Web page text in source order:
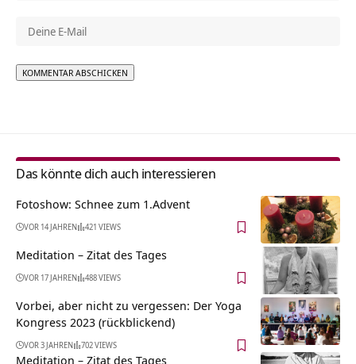
Das könnte dich auch interessieren
Fotoshow: Schnee zum 1.Advent
VOR 14 JAHREN 421 VIEWS
Meditation – Zitat des Tages
VOR 17 JAHREN 488 VIEWS
Vorbei, aber nicht zu vergessen: Der Yoga
Kongress 2023 (rückblickend)
VOR 3 JAHREN 702 VIEWS
Meditation – Zitat des Tages